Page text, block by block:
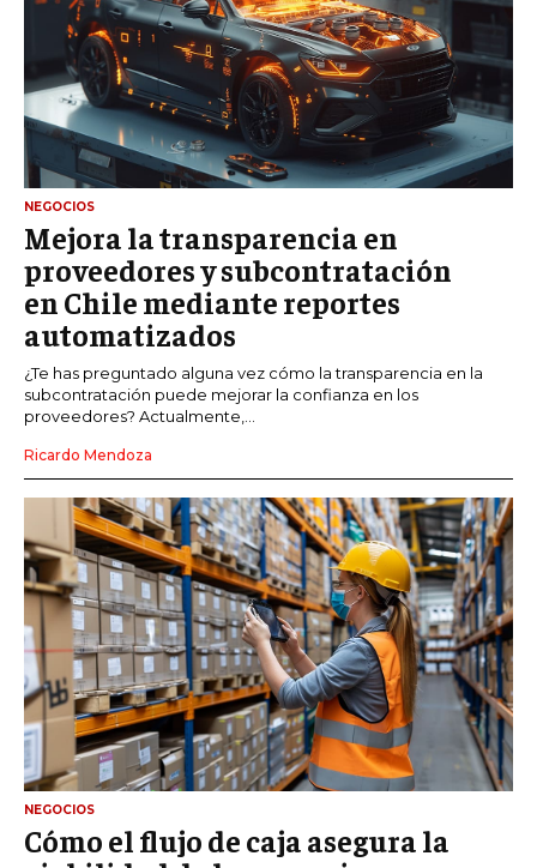
NEGOCIOS
Mejora la transparencia en
proveedores y subcontratación
en Chile mediante reportes
automatizados
¿Te has preguntado alguna vez cómo la transparencia en la
subcontratación puede mejorar la confianza en los
proveedores? Actualmente,...
Ricardo Mendoza
NEGOCIOS
Cómo el flujo de caja asegura la